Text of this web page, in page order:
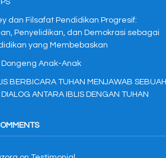
dan Filsafat Pendidikan Progresif:
Penyelidikan, dan Demokrasi sebagai
yang Membebaskan
Dongeng Anak-Anak
BERBICARA TUHAN MENJAWAB SEBUAH
DIALOG ANTARA IBLIS DENGAN TUHAN